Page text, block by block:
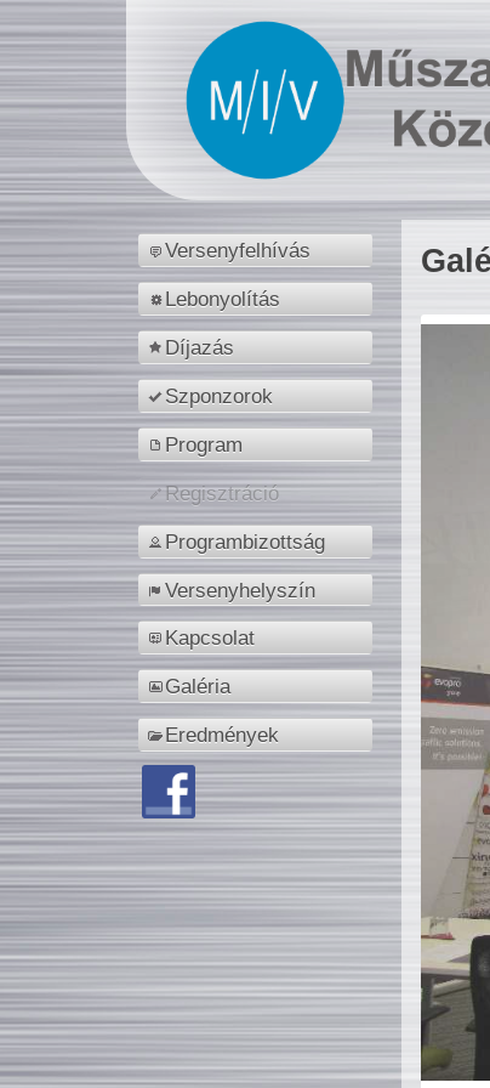
Versenyfelhívás
Lebonyolítás
Díjazás
Szponzorok
Program
Regisztráció
Programbizottság
Versenyhelyszín
Kapcsolat
Galéria
Eredmények